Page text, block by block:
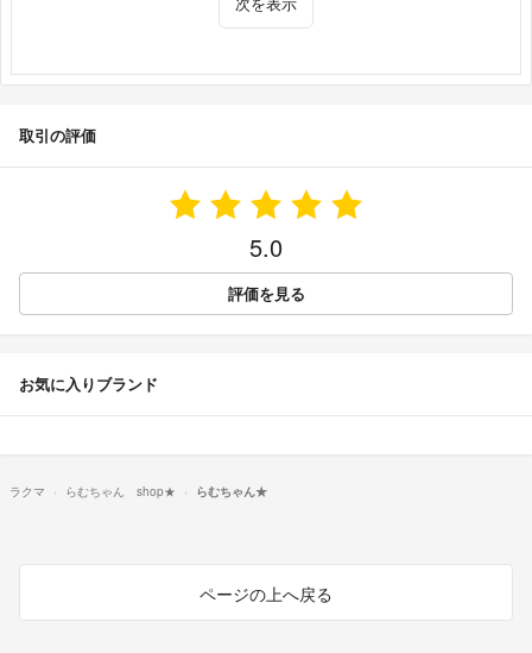
取引の評価
5.0
評価を見る
お気に入りブランド
ラクマ らむちゃん shop★ らむちゃん★
ページの上へ戻る